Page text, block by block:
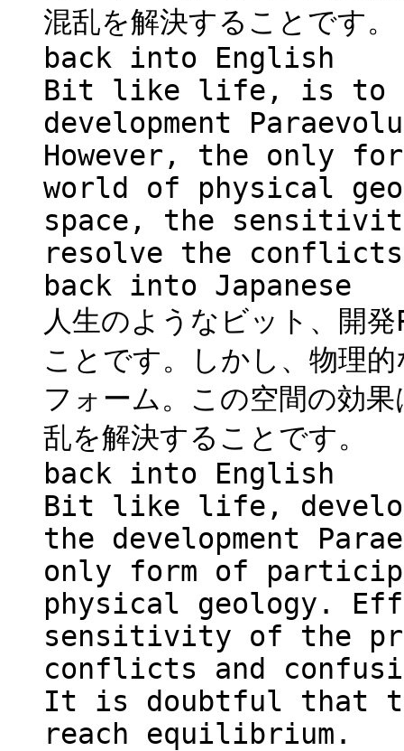
混乱を解決することです。
back into English
Bit like life, is to
development
However, the only
world of physical
space, the
resolve the
back into Japanese
人生のようなビット、開
ことです。しかし、物理
フォーム。この空間の効
乱を解決することです。
back into English
Bit like life,
the development
only form of
physical geology.
sensitivity of the
conflicts and
It is doubtful that
reach equilibrium.